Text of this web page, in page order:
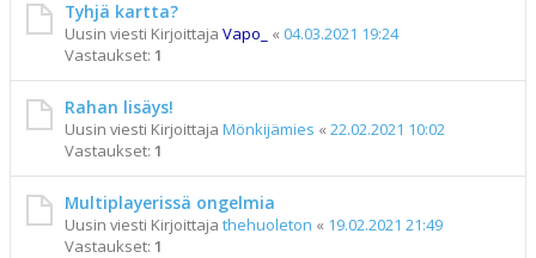
Tyhjä kartta?
Uusin viesti Kirjoittaja Vapo_ « 04.03.2021 19:24
Vastaukset: 1
Rahan lisäys!
Uusin viesti Kirjoittaja Mönkijämies « 22.02.2021 10:02
Vastaukset: 1
Multiplayerissä ongelmia
Uusin viesti Kirjoittaja thehuoleton « 19.02.2021 21:49
Vastaukset: 1